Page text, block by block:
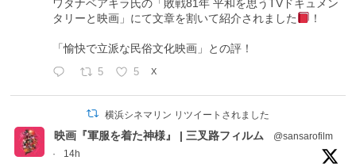
ワタナベアキラ氏の「敗戦81年 平和を思うTVドキュメン
タリーと映画」にて文章を割いて紹介されました
！
「愉快で立派な民俗文化映画」との評！
5 5 X
横浜シネマリン リツイートされました
映画『軍服を着た神様』 | 三叉路フィルム
@sansarofilm
·
14h